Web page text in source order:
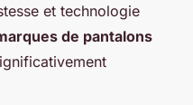
et technologie
de pantalons